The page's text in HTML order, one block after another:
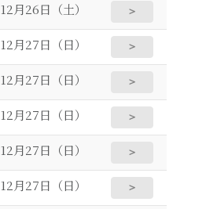
12月26日（土） ＞
12月27日（日） ＞
12月27日（日） ＞
12月27日（日） ＞
12月27日（日） ＞
12月27日（日） ＞